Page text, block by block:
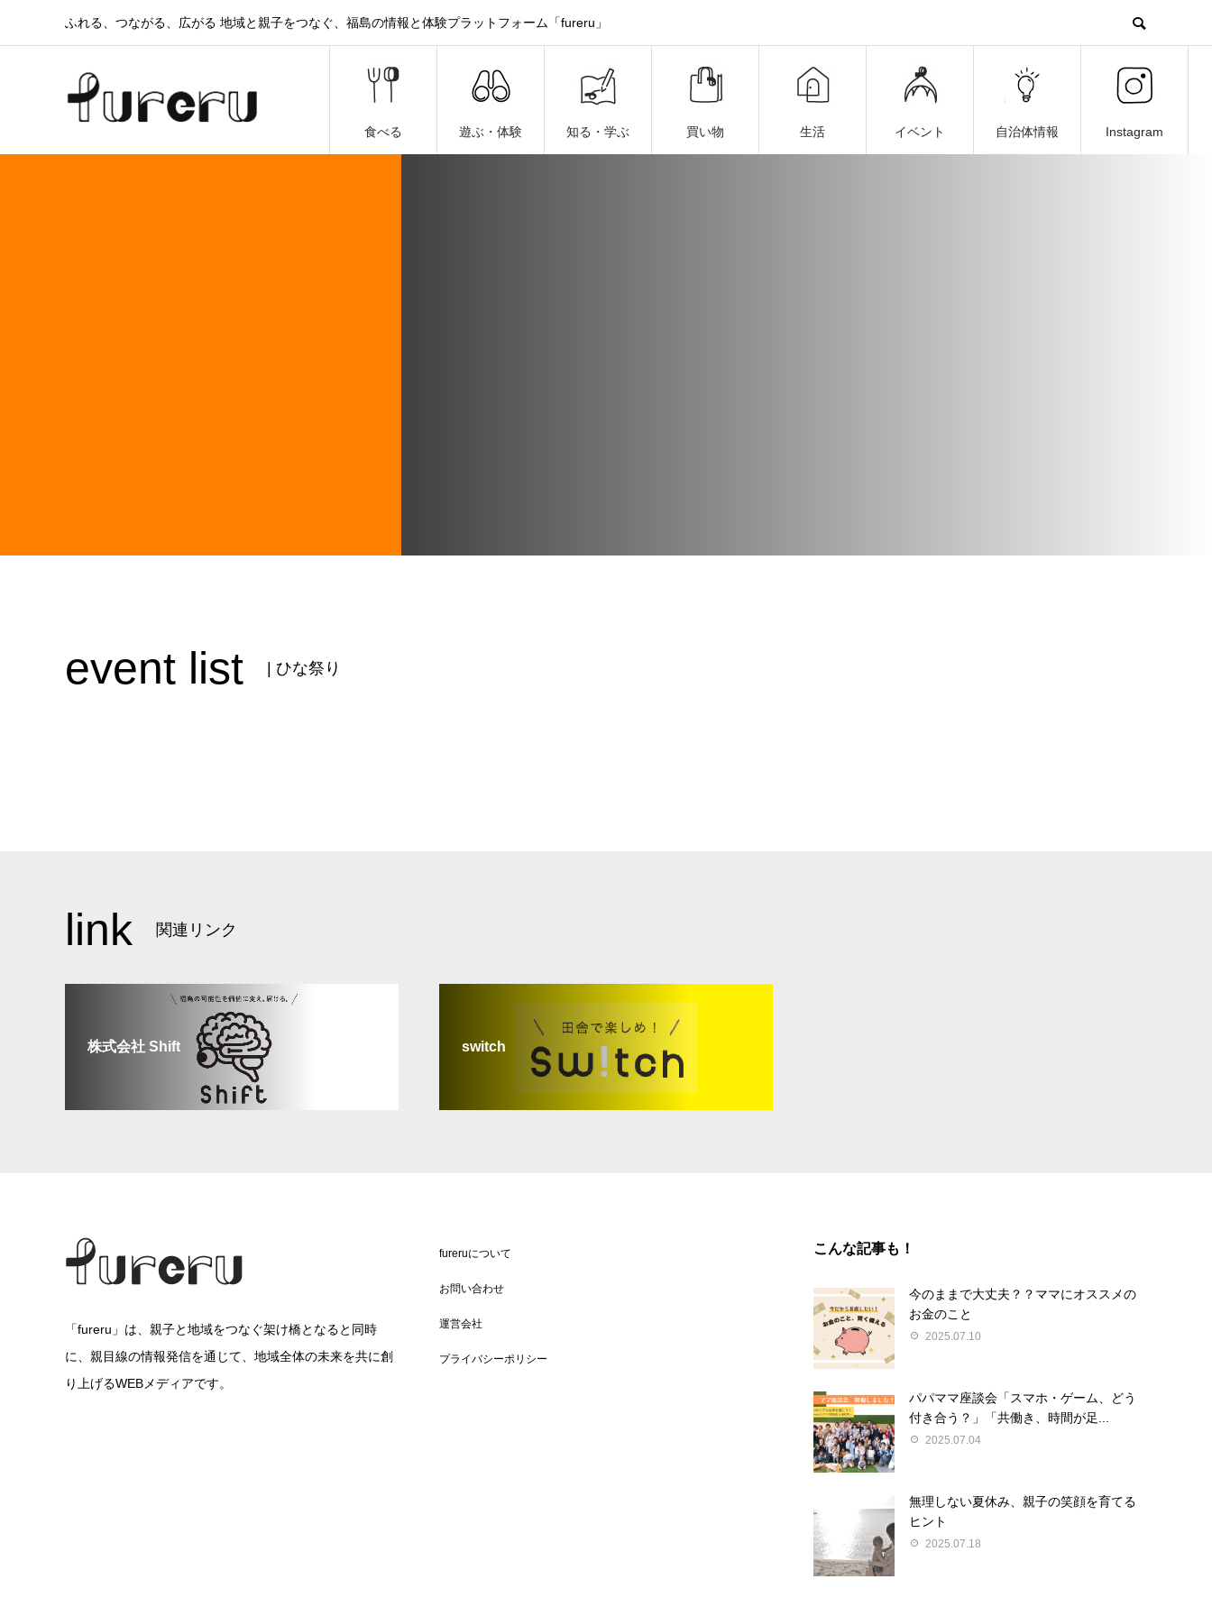
ふれる、つながる、広がる 地域と親子をつなぐ、福島の情報と体験プラットフォーム「fureru」
食べる 遊ぶ・体験 知る・学ぶ 買い物 生活 イベント 自治体情報 Instagram
event list | ひな祭り
link 関連リンク
株式会社 Shift switch
「fureru」は、親子と地域をつなぐ架け橋となると同時
に、親目線の情報発信を通じて、地域全体の未来を共に創
り上げるWEBメディアです。
fureruについて
お問い合わせ
運営会社
プライバシーポリシー
こんな記事も！
今のままで大丈夫？？ママにオススメの
お金のこと
2025.07.10
パパママ座談会「スマホ・ゲーム、どう
付き合う？」「共働き、時間が足...
2025.07.04
無理しない夏休み、親子の笑顔を育てる
ヒント
2025.07.18